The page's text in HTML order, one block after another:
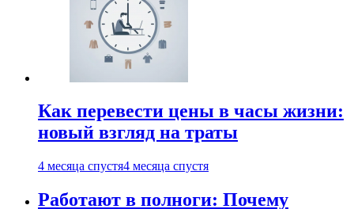
Как перевести цены в часы жизни:
новый взгляд на траты
4 месяца спустя4 месяца спустя
Работают в полноги: Почему